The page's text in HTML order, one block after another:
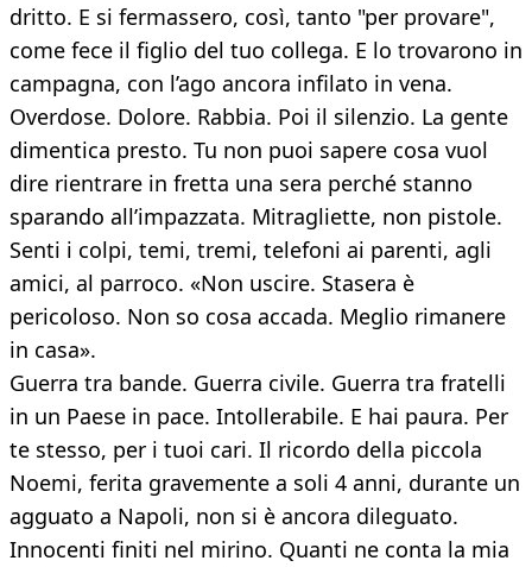
dritto. E si fermassero, così, tanto "per provare",
come fece il figlio del tuo collega. E lo trovarono in
campagna, con l’ago ancora infilato in vena.
Overdose. Dolore. Rabbia. Poi il silenzio. La gente
dimentica presto. Tu non puoi sapere cosa vuol
dire rientrare in fretta una sera perché stanno
sparando all’impazzata. Mitragliette, non pistole.
Senti i colpi, temi, tremi, telefoni ai parenti, agli
amici, al parroco. «Non uscire. Stasera è
pericoloso. Non so cosa accada. Meglio rimanere
in casa».
Guerra tra bande. Guerra civile. Guerra tra fratelli
in un Paese in pace. Intollerabile. E hai paura. Per
te stesso, per i tuoi cari. Il ricordo della piccola
Noemi, ferita gravemente a soli 4 anni, durante un
agguato a Napoli, non si è ancora dileguato.
Innocenti finiti nel mirino. Quanti ne conta la mia